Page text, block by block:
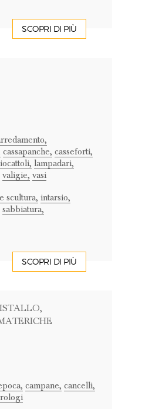
SCOPRI DI PIÙ
cassapanche, casseforti,
lampadari,
valigie, vasi
scultura, intarsio,
sabbiatura,
SCOPRI DI PIÙ
,
campane, cancelli,